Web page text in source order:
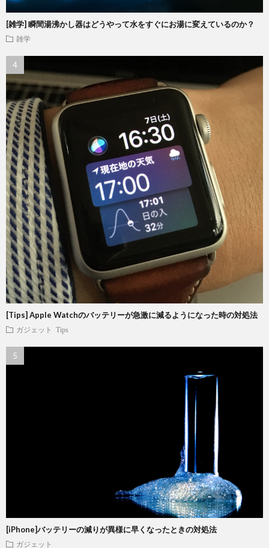
[雑学] 瞬間湯沸かし器はどうやって水をすぐにお湯に変えているのか？
雑学
[Tips] Apple Watchのバッテリーが急激に減るようになった時の対処法
ガジェット Tips
[iPhone]バッテリーの減りが異様に早くなったときの対処法
ガジェット